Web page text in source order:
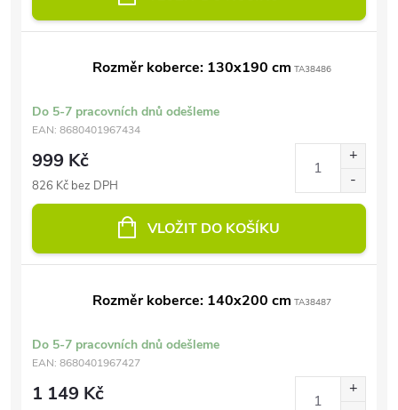
Rozměr koberce: 130x190 cm TA38486
Do 5-7 pracovních dnů odešleme
EAN: 8680401967434
999 Kč
826 Kč bez DPH
VLOŽIT DO KOŠÍKU
Rozměr koberce: 140x200 cm TA38487
Do 5-7 pracovních dnů odešleme
EAN: 8680401967427
1 149 Kč